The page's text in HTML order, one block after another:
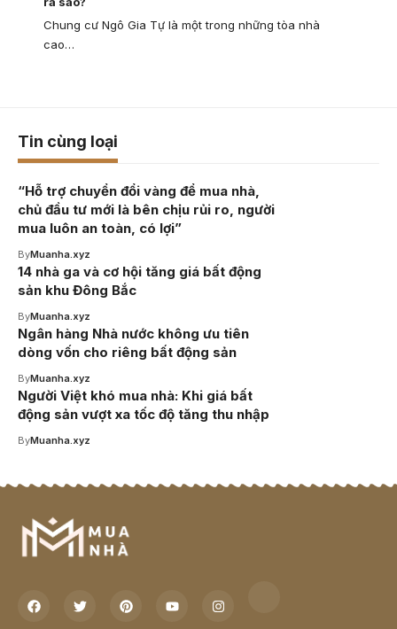
Chung cư Ngô Gia Tự là một trong những tòa nhà
cao…
Tin cùng loại
“Hỗ trợ chuyển đổi vàng để mua nhà,
chủ đầu tư mới là bên chịu rủi ro, người
mua luôn an toàn, có lợi”
ByMuanha.xyz
14 nhà ga và cơ hội tăng giá bất động
sản khu Đông Bắc
ByMuanha.xyz
Ngân hàng Nhà nước không ưu tiên
dòng vốn cho riêng bất động sản
ByMuanha.xyz
Người Việt khó mua nhà: Khi giá bất
động sản vượt xa tốc độ tăng thu nhập
ByMuanha.xyz